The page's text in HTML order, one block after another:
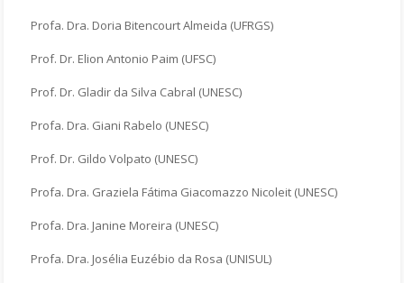
Profa. Dra. Doria Bitencourt Almeida (UFRGS)
Prof. Dr. Elion Antonio Paim (UFSC)
Prof. Dr. Gladir da Silva Cabral (UNESC)
Profa. Dra. Giani Rabelo (UNESC)
Prof. Dr. Gildo Volpato (UNESC)
Profa. Dra. Graziela Fátima Giacomazzo Nicoleit (UNESC)
Profa. Dra. Janine Moreira (UNESC)
Profa. Dra. Josélia Euzébio da Rosa (UNISUL)